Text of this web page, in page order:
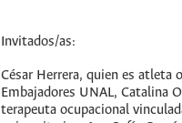
Invitados/as:
César Herrera, quien es atleta
Embajadores UNAL, Catalina
terapeuta ocupacional